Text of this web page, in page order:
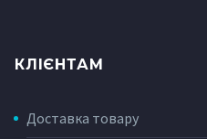
КЛІЄНТАМ
Доставка товару